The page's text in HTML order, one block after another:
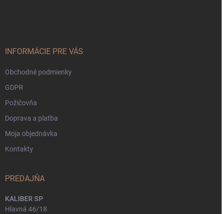
INFORMÁCIE PRE VÁS
Obchodné podmienky
GDPR
Požičovňa
Doprava a platba
Moja objednávka
Kontakty
PREDAJŇA
KALIBER SP
Hlavná 46/18